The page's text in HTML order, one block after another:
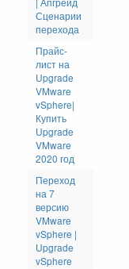
Сценарии
перехода
Прайс-
лист на
Upgrade
VMware
vSphere|
Купить
Upgrade
VMware
2020 год
Переход
на 7
версию
VMware
vSphere |
Upgrade
vSphere